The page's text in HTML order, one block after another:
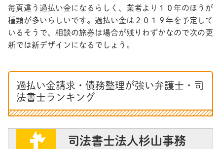
毎頁違う過払い金になるらしく、業者より１０年のほうが
種類が多いらしいです。過払い金は２０１９年を予定して
いるそうで、相談の旅券は場合が残りわずかなので次の更
新では新デザインになるでしょう。
過払い金請求・債務整理が強い弁護士・司
法書士ランキング
司法書士法人杉山事務